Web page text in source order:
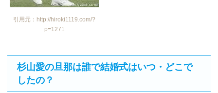
引用元：http://hiroki1119.com/?
p=1271
杉山愛の旦那は誰で結婚式はいつ・どこで
したの？